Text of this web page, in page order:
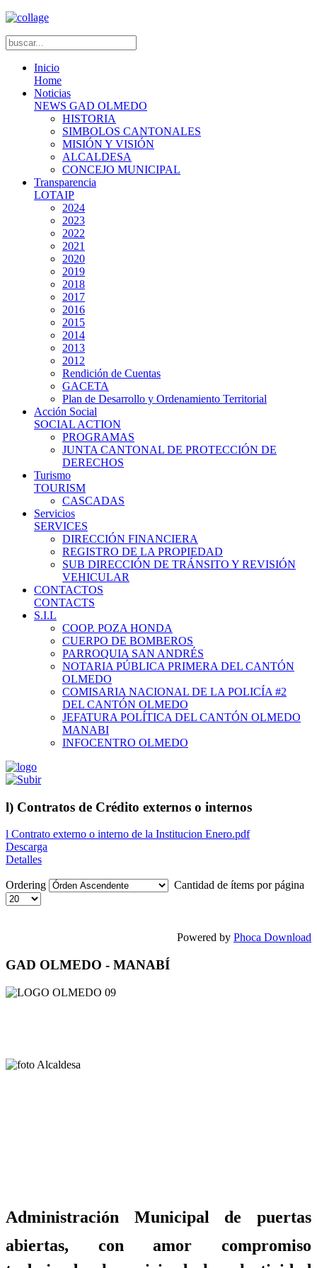
Inicio
Home
Noticias
NEWS GAD OLMEDO
HISTORIA
SIMBOLOS CANTONALES
MISIÓN Y VISIÓN
ALCALDESA
CONCEJO MUNICIPAL
Transparencia
LOTAIP
2024
2023
2022
2021
2020
2019
2018
2017
2016
2015
2014
2013
2012
Rendición de Cuentas
GACETA
Plan de Desarrollo y Ordenamiento Territorial
Acción Social
SOCIAL ACTION
PROGRAMAS
JUNTA CANTONAL DE PROTECCIÓN DE
DERECHOS
Turismo
TOURISM
CASCADAS
Servicios
SERVICES
DIRECCIÓN FINANCIERA
REGISTRO DE LA PROPIEDAD
SUB DIRECCIÓN DE TRÁNSITO Y REVISIÓN
VEHICULAR
CONTACTOS
CONTACTS
S.I.L
COOP. POZA HONDA
CUERPO DE BOMBEROS
PARROQUIA SAN ANDRÉS
NOTARIA PÚBLICA PRIMERA DEL CANTÓN
OLMEDO
COMISARIA NACIONAL DE LA POLICÍA #2
DEL CANTÓN OLMEDO
JEFATURA POLÍTICA DEL CANTÓN OLMEDO
MANABI
INFOCENTRO OLMEDO
l) Contratos de Crédito externos o internos
l Contrato externo o interno de la Institucion Enero.pdf
Descarga
Detalles
Ordering Cantidad de ítems por página
Powered by Phoca Download
GAD OLMEDO - MANABÍ
Administración Municipal de puertas
abiertas, con amor compromiso